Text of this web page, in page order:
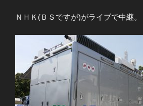
ＮＨＫ(ＢＳですが)がライブで中継。